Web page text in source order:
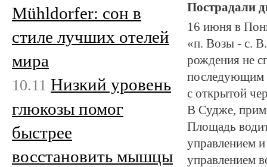
Пострадали
16 июня в
«п. Возы - с.
рождения не
последующим
с открытой
В Судже,
Площадь
управлением
управлением
Mühldorfer: сон в
стиле лучших отелей
мира
10.11 Низкий уровень
глюкозы помог
быстрее
восстановить мышцы